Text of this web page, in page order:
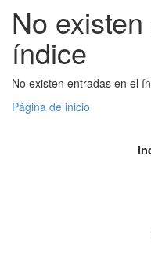
No
índice
No existen entradas en el
Página de inicio